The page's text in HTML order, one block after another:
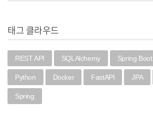
태그 클라우드
REST API SQLAlchemy Spring Boot
Python Docker FastAPI JPA
Spring